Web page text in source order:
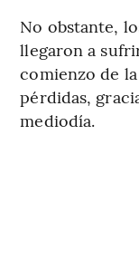
No obstante,
llegaron a
comienzo de
pérdidas,
mediodía.